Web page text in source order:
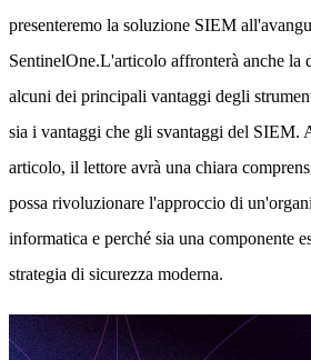
presenteremo la soluzione SIEM
SentinelOne.L'articolo affronterà anche la
alcuni dei principali vantaggi degli
sia i vantaggi che gli svantaggi del SIEM.
articolo, il lettore avrà una chiara
possa rivoluzionare l'approccio di
informatica e perché sia una componente
strategia di sicurezza moderna.